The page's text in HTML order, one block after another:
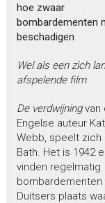
hoe zwaar
bombardementen
beschadigen
Wel als een zich
afspelende film
De verdwijningvan
Engelse auteur
Webb, speelt zich
Bath. Het is 1942
vinden regelmatig
bombardementen
Duitsers plaats